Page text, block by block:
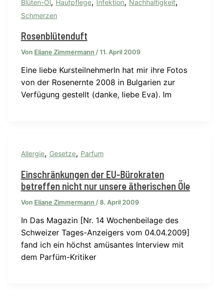
Blüten-Öl Hautpflege Infektion Nachhaltigkeit
Schmerzen
Rosenblütenduft
Von Eliane Zimmermann /11. April 2009
Eine liebe KursteilnehmerIn hat mir ihre Fotos
von der Rosenernte 2008 in Bulgarien zur
Verfügung gestellt (danke, liebe Eva). Im
Allergie, Gesetze, Parfum
Einschränkungen der EU-Bürokraten
betreffen nicht nur unsere ätherischen Öle
Von Eliane Zimmermann /8. April 2009
In Das Magazin [Nr. 14 Wochenbeilage des
Schweizer Tages-Anzeigers vom 04.04.2009]
fand ich ein höchst amüsantes Interview mit
dem Parfüm-Kritiker